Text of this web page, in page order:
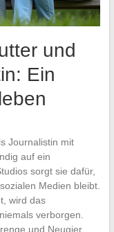
und
Ein
Journalistin mit
auf ein
sorgt sie dafür,
Medien bleibt.
wird das
verborgen.
und Neugier,